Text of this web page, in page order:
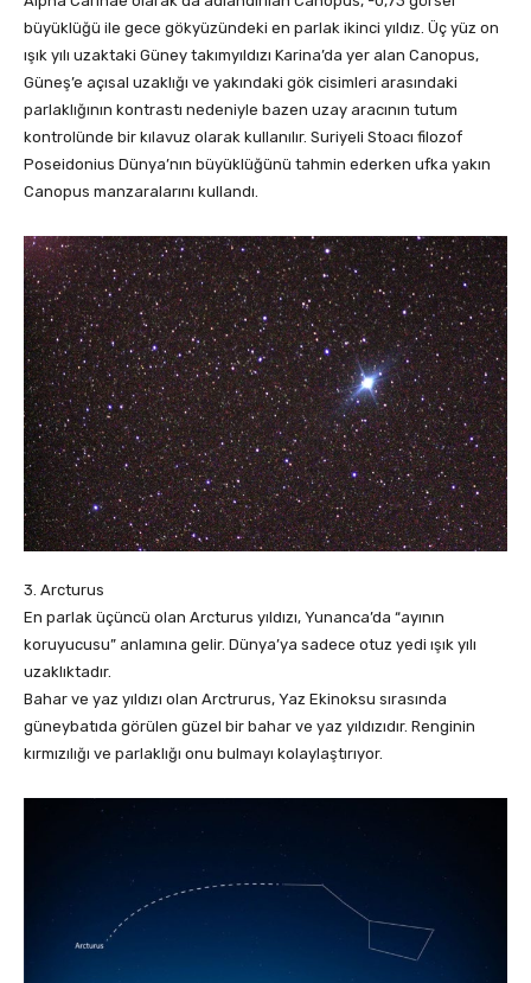
büyüklüğü ile gece gökyüzündeki en parlak ikinci yıldız. Üç yüz on
ışık yılı uzaktaki Güney takımyıldızı Karina’da yer alan Canopus,
Güneş’e açısal uzaklığı ve yakındaki gök cisimleri arasındaki
parlaklığının kontrastı nedeniyle bazen uzay aracının tutum
kontrolünde bir kılavuz olarak kullanılır. Suriyeli Stoacı filozof
Poseidonius Dünya’nın büyüklüğünü tahmin ederken ufka yakın
Canopus manzaralarını kullandı.
3. Arcturus
En parlak üçüncü olan Arcturus yıldızı, Yunanca’da “ayının
koruyucusu” anlamına gelir. Dünya’ya sadece otuz yedi ışık yılı
uzaklıktadır.
Bahar ve yaz yıldızı olan Arctrurus, Yaz Ekinoksu sırasında
güneybatıda görülen güzel bir bahar ve yaz yıldızıdır. Renginin
kırmızılığı ve parlaklığı onu bulmayı kolaylaştırıyor.